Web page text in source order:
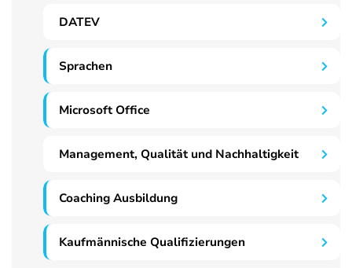
DATEV
Sprachen
Microsoft Office
Management, Qualität und Nachhaltigkeit
Coaching Ausbildung
Kaufmännische Qualifizierungen